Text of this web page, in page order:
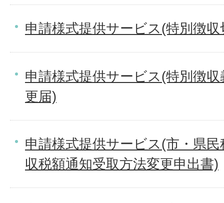
申請様式提供サービス(特別徴
申請様式提供サービス(特別徴
更届)
申請様式提供サービス(市・県
収税額通知受取方法変更申出書)